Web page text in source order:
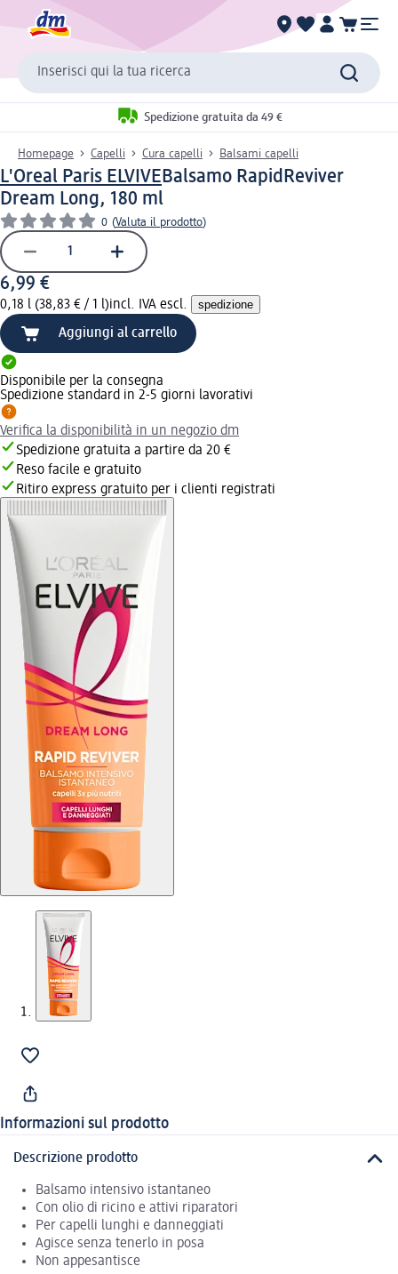
Inserisci qui la tua ricerca
Spedizione gratuita da 49 €
Homepage Capelli Cura capelli Balsami capelli
L'Oreal Paris ELVIVEBalsamo RapidReviver
Dream Long, 180 ml
0 (Valuta il prodotto)
6,99 €
0,18 l (38,83 € / 1 l)incl. IVA escl. spedizione
Aggiungi al carrello
Disponibile per la consegna
Spedizione standard in 2-5 giorni lavorativi
Verifica la disponibilità in un negozio dm
Spedizione gratuita a partire da 20 €
Reso facile e gratuito
Ritiro express gratuito per i clienti registrati
Informazioni sul prodotto
Descrizione prodotto
Balsamo intensivo istantaneo
Con olio di ricino e attivi riparatori
Per capelli lunghi e danneggiati
Agisce senza tenerlo in posa
Non appesantisce